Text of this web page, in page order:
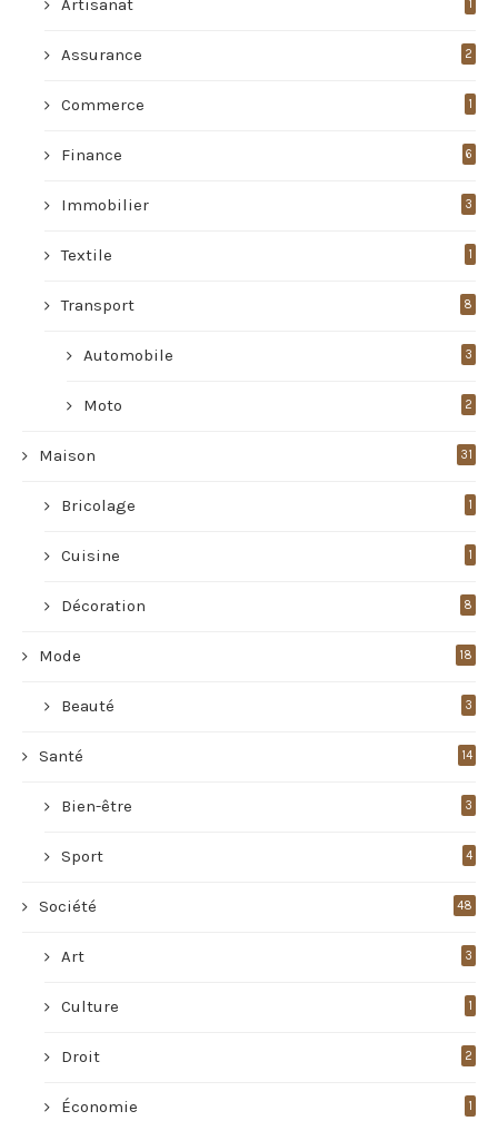
Artisanat 1
Assurance 2
Commerce 1
Finance 6
Immobilier 3
Textile 1
Transport 8
Automobile 3
Moto 2
Maison 31
Bricolage 1
Cuisine 1
Décoration 8
Mode 18
Beauté 3
Santé 14
Bien-être 3
Sport 4
Société 48
Art 3
Culture 1
Droit 2
Économie 1